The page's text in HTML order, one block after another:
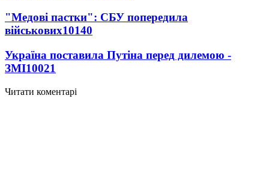
"Медові пастки": СБУ попередила
військових10140
Україна поставила Путіна перед дилемою -
ЗМІ10021
Читати коментарі